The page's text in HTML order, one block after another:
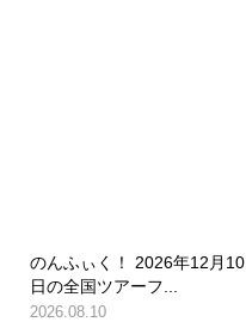
のんふぃく！ 2026年12月10
日の全国ツアーフ...
2026.08.10